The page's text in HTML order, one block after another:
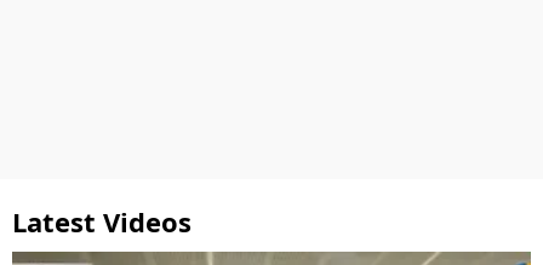
Latest Videos